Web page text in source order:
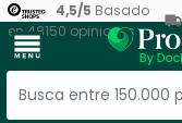
4,5/5 Basado
en48150 opiniones
menu